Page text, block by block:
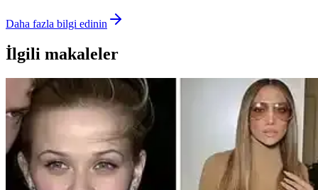
Daha fazla bilgi edinin
İlgili makaleler